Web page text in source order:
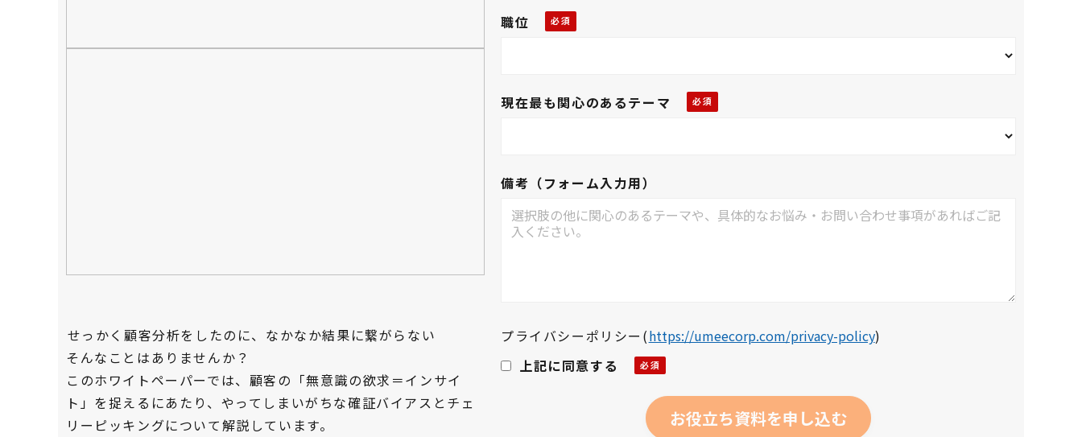
――せっかく顧客分析をしたのに、なかなか結果に繋がらない
そんなことはありませんか？
このホワイトペーパーでは、顧客の「無意識の欲求＝インサイ
ト」を捉えるにあたり、やってしまいがちな確証バイアスとチェ
リーピッキングについて解説しています。
職位
現在最も関心のあるテーマ
備考（フォーム入力用）
プライバシーポリシー (https://umeecorp.com/privacy-policy)
上記に同意する